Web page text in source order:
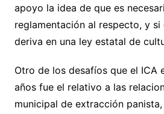
apoyo la idea de que es
reglamentación al respecto, y si
deriva en una ley estatal de
Otro de los desafíos que el ICA
años fue el relativo a las
municipal de extracción